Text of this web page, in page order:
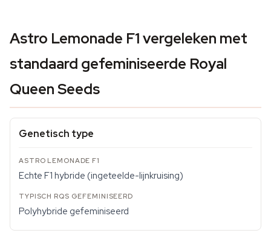
Astro Lemonade F1 vergeleken met
standaard gefeminiseerde Royal
Queen Seeds
Genetisch type
Echte F1 hybride (ingeteelde-lijnkruising)
Polyhybride gefeminiseerd